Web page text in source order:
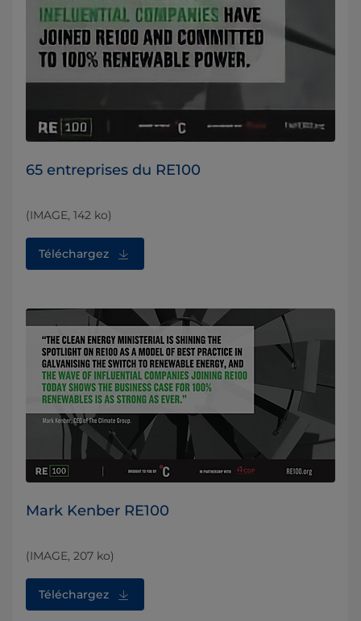
65 entreprises du RE100
(IMAGE, 142 ko)
Téléchargez
Mark Kenber RE100
(IMAGE, 207 ko)
Téléchargez